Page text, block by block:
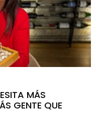
MÁS
GENTE QUE